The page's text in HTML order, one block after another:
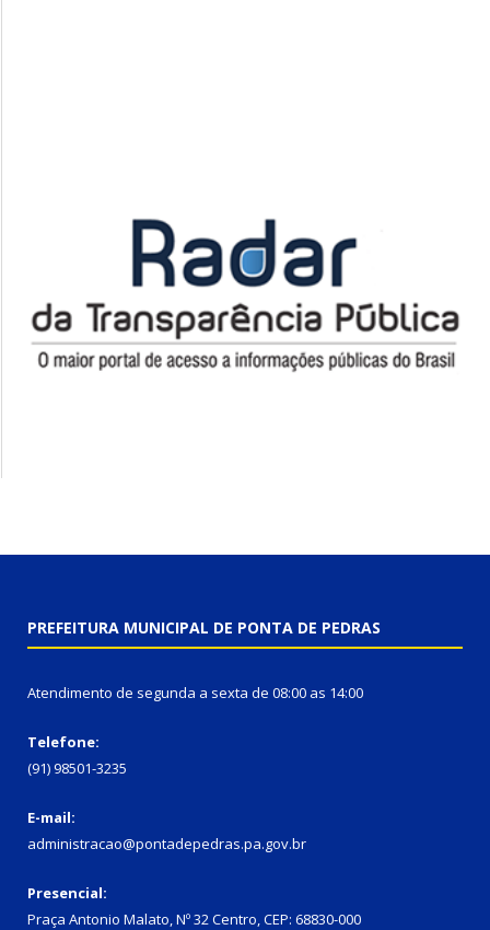
PREFEITURA MUNICIPAL DE PONTA DE PEDRAS
Atendimento de segunda a sexta de 08:00 as 14:00
Telefone:
(91) 98501-3235
E-mail:
administracao@pontadepedras.pa.gov.br
Presencial:
Praça Antonio Malato, Nº 32 Centro, CEP: 68830-000